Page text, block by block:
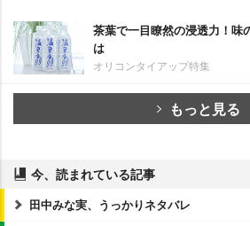
茶葉で一目瞭然の浸透力！味
は
オリコンタイアップ特集
もっと見る
今、読まれている記事
田中みな実、うっかりネタバレ